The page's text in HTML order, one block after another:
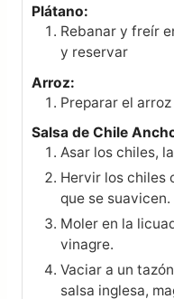
Plátano:
Rebanar y freír
y reservar
Arroz:
Preparar el
Salsa de Chile
Asar los chiles,
Hervir los chiles
que se suavicen.
Moler en la
vinagre.
Vaciar a un
salsa inglesa,